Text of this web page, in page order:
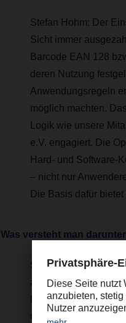
Stefan Hohm: Der
Sicht immer
Barcode EAN 128
deren Nutzung
Anwendungsregeln
möglich machten.
Logik wie unsere
e.V. engagiert. Die
Hard- und Software-
– nicht nur
Die Basis dafür
Was versteht man
S. Hohm:Open
andere verwendbar
Betriebssystem der
Open Source-